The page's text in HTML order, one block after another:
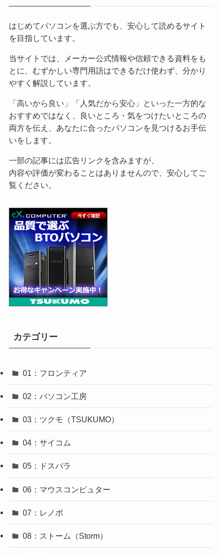
はじめてパソコンを選ぶ方でも、安心して読めるサイト
を目指しています。
当サイトでは、メーカー公式情報や信頼できる資料をも
とに、むずかしい専門用語はできるだけ使わず、分かり
やすく解説しています。
「高いから良い」「人気だから安心」といった一方的な
おすすめではなく、良いところ・気をつけたいところの
両方を伝え、あなたに合ったパソコンを見つけるお手伝
いをします。
一部の記事には広告リンクを含みますが、
内容や評価が変わることはありませんので、安心してご
覧ください。
カテゴリー
01：フロンティア
02：パソコン工房
03：ツクモ（TSUKUMO）
04：サイコム
05：ドスパラ
06：マウスコンピュター
07：レノボ
08：ストーム（Storm）